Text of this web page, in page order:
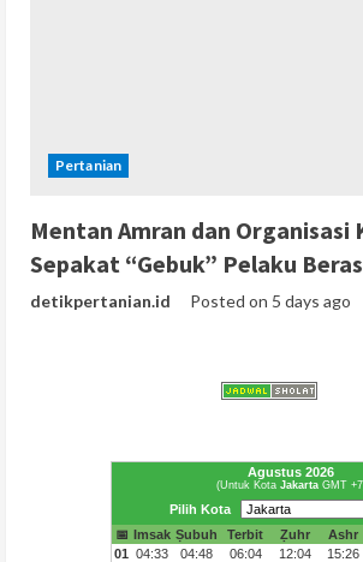
Pertanian
Mentan Amran dan Organisasi
Sepakat “Gebuk” Pelaku
detikpertanian.id Posted on 5 days ago